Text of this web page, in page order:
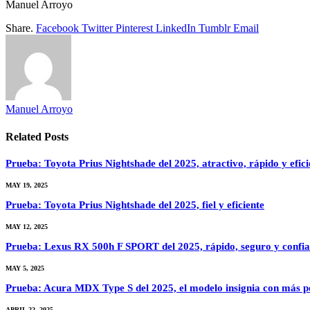
Manuel Arroyo
Share. Facebook Twitter Pinterest LinkedIn Tumblr Email
Manuel Arroyo
Related Posts
Prueba: Toyota Prius Nightshade del 2025, atractivo, rápido y
MAY 19, 2025
Prueba: Toyota Prius Nightshade del 2025, fiel y eficiente
MAY 12, 2025
Prueba: Lexus RX 500h F SPORT del 2025, rápido, seguro y
MAY 5, 2025
Prueba: Acura MDX Type S del 2025, el modelo insignia con más